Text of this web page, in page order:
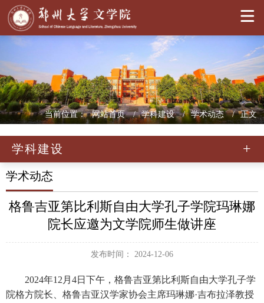
> 当前位置： 网站首页 学科建设 学术动态 正文
学科建设
学术动态
格鲁吉亚第比利斯自由大学孔子学院玛琳娜
院长应邀为文学院师生做讲座
发布时间： 2024-12-06
2024年12月4日下午，格鲁吉亚第比利斯自由大学孔子学
院格方院长、格鲁吉亚汉学家协会主席玛琳娜·吉布拉泽教授